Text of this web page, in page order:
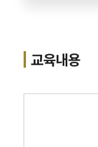
교육내용